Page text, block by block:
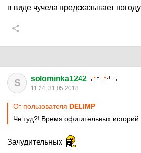
в виде чучела предсказывает погоду
S solominka1242
11:24, 31.05.2018
От пользователя DELIMP
Че туд?! Время офигительных историй
Зачудительных